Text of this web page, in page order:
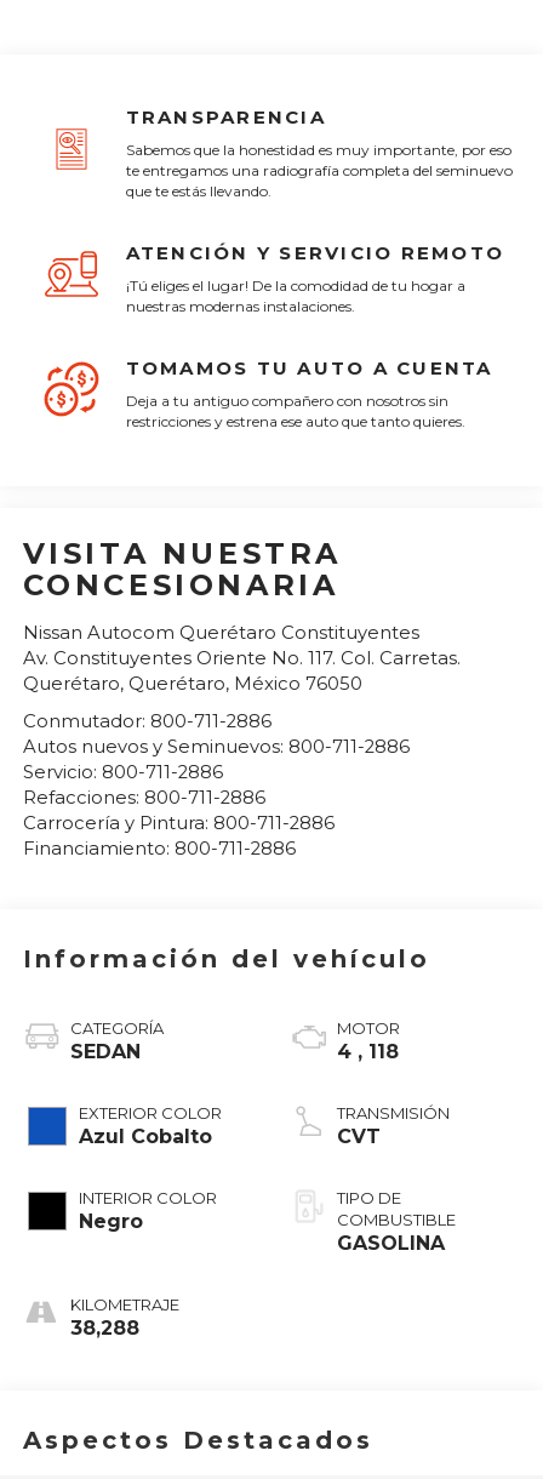
TRANSPARENCIA
Sabemos que la honestidad es muy importante, por eso
te entregamos una radiografía completa del seminuevo
que te estás llevando.
ATENCIÓN Y SERVICIO REMOTO
¡Tú eliges el lugar! De la comodidad de tu hogar a
nuestras modernas instalaciones.
TOMAMOS TU AUTO A CUENTA
Deja a tu antiguo compañero con nosotros sin
restricciones y estrena ese auto que tanto quieres.
VISITA NUESTRA
CONCESIONARIA
Nissan Autocom Querétaro Constituyentes
Av. Constituyentes Oriente No. 117. Col. Carretas.
Querétaro, Querétaro, México 76050
Conmutador: 800-711-2886
Autos nuevos y Seminuevos: 800-711-2886
Servicio: 800-711-2886
Refacciones: 800-711-2886
Carrocería y Pintura: 800-711-2886
Financiamiento: 800-711-2886
Información del vehículo
CATEGORÍA
SEDAN
EXTERIOR COLOR
Azul Cobalto
INTERIOR COLOR
Negro
KILOMETRAJE
38,288
MOTOR
4 , 118
TRANSMISIÓN
CVT
TIPO DE
COMBUSTIBLE
GASOLINA
Aspectos Destacados